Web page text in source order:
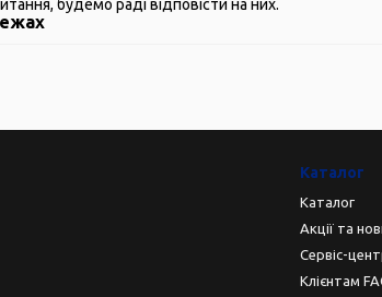
будемо раді відповісти на них.
Каталог
Каталог
Акції та
Сервіс-
Клієнтам